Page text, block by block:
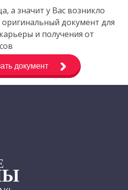
а значит у Вас возникло
документ для
и получения от
документ